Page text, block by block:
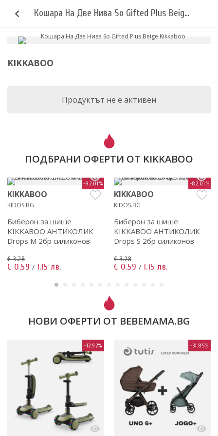
KIKKABOO
Кошара На Две Нива So Gifted Plus Beige
Продуктът не е активен
ПОДБРАНИ ОФЕРТИ ОТ KIKKABOO
-82.01%
KIKKABOO
KIDOS.BG
Биберон за шише
KIKKABOO АНТИКОЛИК
Drops M 2бр силиконов
€ 3.28
€ 0.59 / 1.15 лв.
-82.01%
KIKKABOO
KIDOS.BG
Биберон за шише
KIKKABOO АНТИКОЛИК
Drops S 2бр силиконов
€ 3.28
€ 0.59 / 1.15 лв.
НОВИ ОФЕРТИ ОТ BEBEMAMA.BG
-12.92% -31.85%